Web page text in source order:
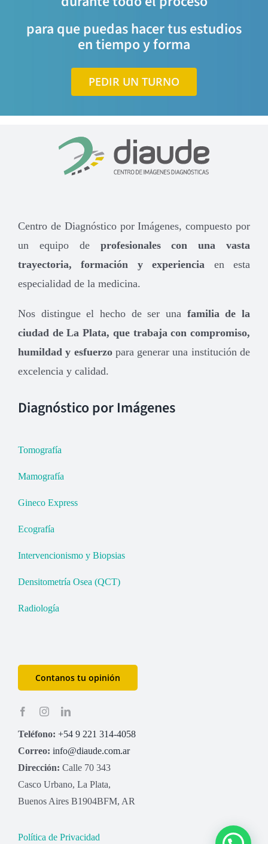
para que puedas hacer tus estudios
en tiempo y forma
PEDIR UN TURNO
Centro de Diagnóstico por Imágenes, compuesto por
un equipo de profesionales con una vasta
trayectoria, formación y experiencia en esta
especialidad de la medicina.
Nos distingue el hecho de ser una familia de la
ciudad de La Plata, que trabaja con compromiso,
humildad y esfuerzopara generar una institución de
excelencia y calidad.
Diagnóstico por Imágenes
Tomografía
Mamografía
Gineco Express
Ecografía
Intervencionismo y Biopsias
Densitometría Osea (QCT)
Radiología
Contanos tu opinión
Teléfono: +54 9 221 314-4058
Correo: info@diaude.com.ar
Dirección: Calle 70 343
Casco Urbano, La Plata,
Buenos Aires B1904BFM, AR
Política de Privacidad